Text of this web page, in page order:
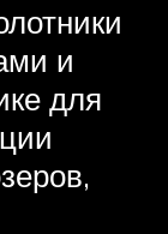
и
для